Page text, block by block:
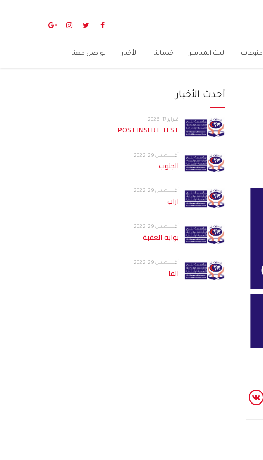
منوعات البث المباشر خدماتنا الأخبار تواصل معنا
أحدث الأخبار
فبراير 17, 2026
POST INSERT TEST
أغسطس 29, 2022
الجنوب
أغسطس 29, 2022
اراب
أغسطس 29, 2022
بوابة العقبة
أغسطس 29, 2022
الفا